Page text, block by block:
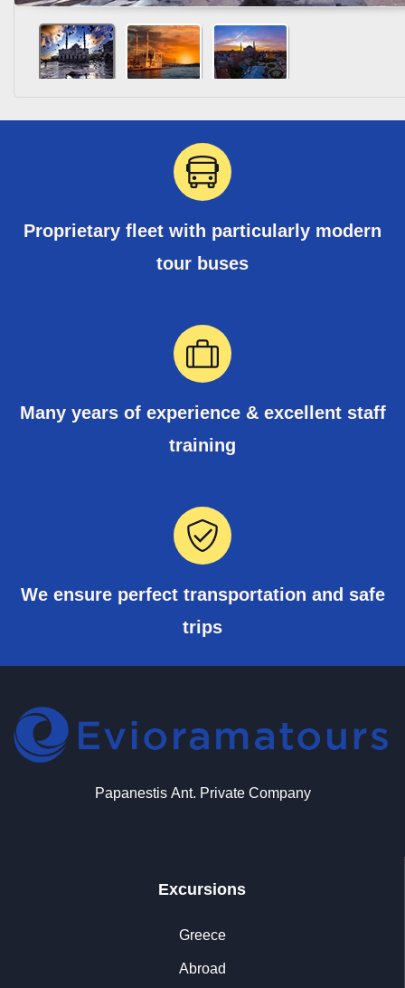
Proprietary fleet with particularly modern
tour buses
Many years of experience & excellent staff
training
We ensure perfect transportation and safe
trips
Papanestis Αnt. Private Company
Excursions
Greece
Abroad